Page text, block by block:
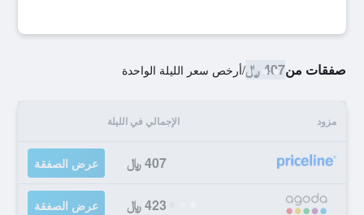
صفقات من407 ﷼ /أرخص سعر الليلة الواحدة
مزود الإجمالي في الليلة
407 ﷼ عرض الصفقة
423 ﷼ عرض الصفقة